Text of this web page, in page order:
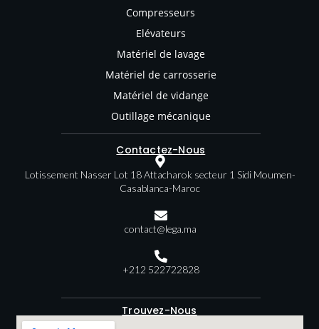
Compresseurs
Elévateurs
Matériel de lavage
Matériel de carrosserie
Matériel de vidange
Outillage mécanique
Contactez-Nous
Lotissement Nasser Lot 18 Attacharok secteur 1 Sidi Moumen-
Casablanca-Maroc
contact@lega.ma
+212 522722828
Trouvez-Nous